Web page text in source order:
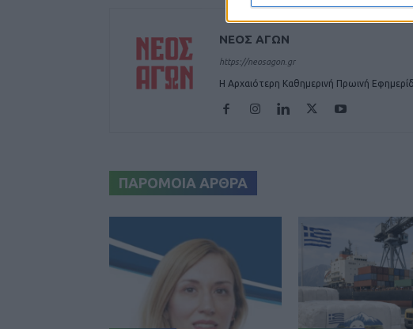
ΝΕΟΣ ΑΓΩΝ
https://neosagon.gr
Η Αρχαιότερη Καθημερινή Πρωινή
ΠΑΡΟΜΟΙΑ ΑΡΘΡΑ